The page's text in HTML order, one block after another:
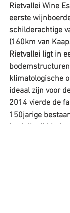
Rietvallei Wine
eerste
schilderachtige
(160km van
Rietvallei ligt in
klimatologische
ideaal zijn voor
2014 vierde de
150jarige
is al die tijd in